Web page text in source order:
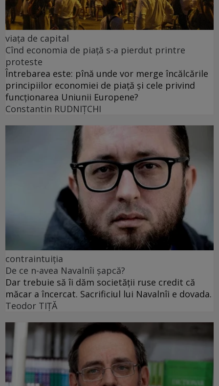
viața de capital
Cînd economia de piață s-a pierdut printre
proteste
Întrebarea este: pînă unde vor merge încălcările
principiilor economiei de piață și cele privind
funcționarea Uniunii Europene?
Constantin RUDNIŢCHI
contraintuiția
De ce n-avea Navalnîi șapcă?
Dar trebuie să îi dăm societății ruse credit că
măcar a încercat. Sacrificiul lui Navalnîi e dovada.
Teodor TIŢĂ